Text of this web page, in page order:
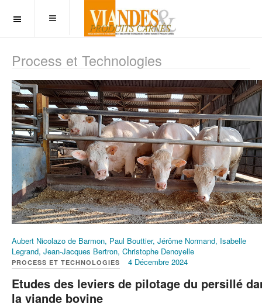
OFF CANVAS
Process et Technologies
Aubert Nicolazo de Barmon, Paul Bouttier, Jérôme Normand, Isabelle
Legrand, Jean-Jacques Bertron, Christophe Denoyelle
PROCESS ET TECHNOLOGIES 4 Décembre 2024
Etudes des leviers de pilotage du persillé
la viande bovine